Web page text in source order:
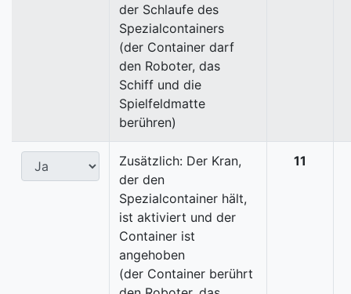
der Schlaufe des
Spezialcontainers
(der Container darf
den Roboter, das
Schiff und die
Spielfeldmatte
berühren)
Zusätzlich: Der Kran,
der den
Spezialcontainer hält,
ist aktiviert und der
Container ist
angehoben
(der Container berührt
11